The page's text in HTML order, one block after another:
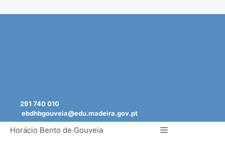
291 740 010
ebdhbgouveia@edu.madeira.gov.pt
Horácio Bento de Gouveia Menu